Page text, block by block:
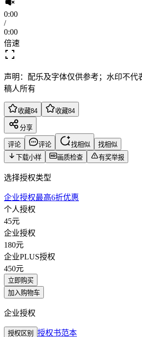
0:00
/
0:00
倍速
声明：配乐及字体仅供参考；水印不代
稿人所有
收藏84 收藏84
分享
评论 评论 找相似
找相似
下载小样
画质检查 有奖举报
选择授权类型
企业授权最高6折优惠
个人授权
45元
企业授权
180元
企业PLUS授权
450元
立即购买
加入购物车
企业授权
授权区别 授权书范本